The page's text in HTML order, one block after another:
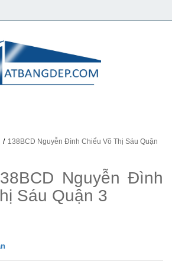
138BCD Nguyễn Đình Chiểu Võ Thị Sáu Quận
Nguyễn Đình
Sáu Quận 3